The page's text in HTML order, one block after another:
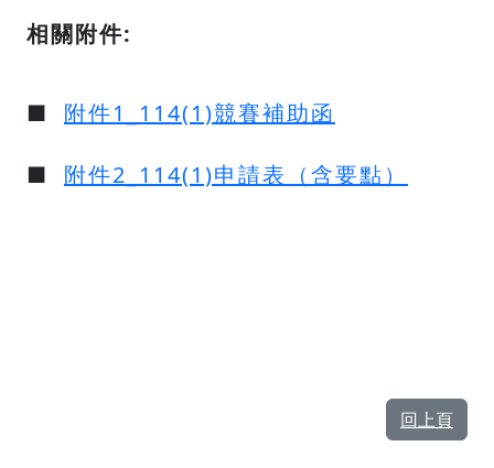
相關附件:
■ 附件1_114(1)競賽補助函
■ 附件2_114(1)申請表（含要點）
回上頁